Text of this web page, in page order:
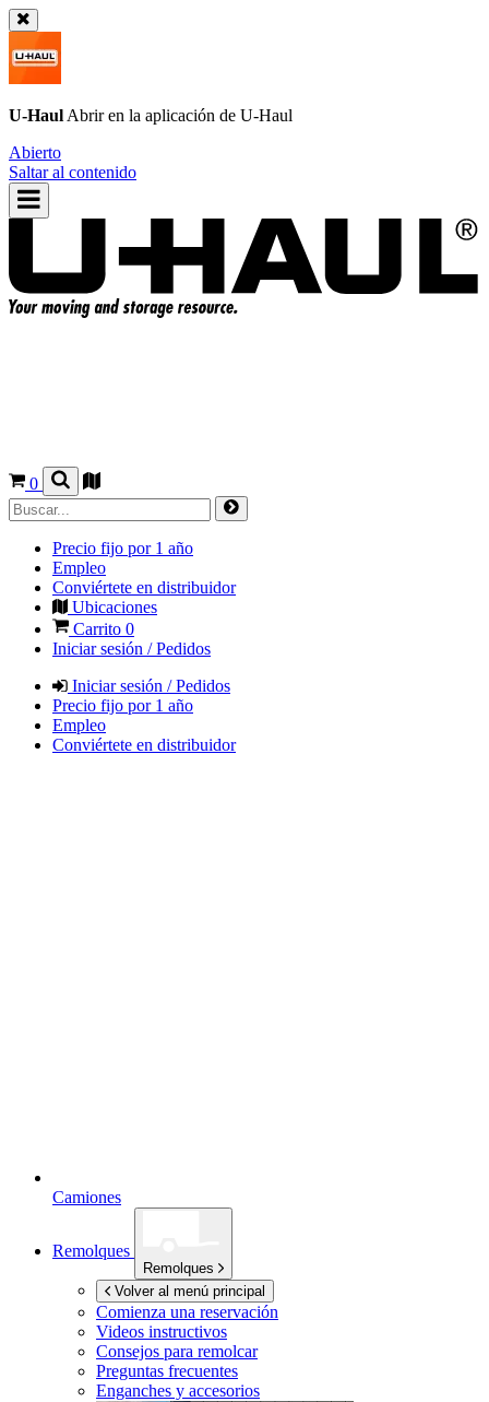
U-Haul Abrir en la aplicación de U-Haul
Abierto
Saltar al contenido
0
Precio fijo por 1 año
Empleo
Conviértete en distribuidor
Ubicaciones
Carrito 0
Iniciar sesión / Pedidos
Iniciar sesión / Pedidos
Precio fijo por 1 año
Empleo
Conviértete en distribuidor
Camiones
Remolques
Remolques
Volver al menú principal
Comienza una reservación
Videos instructivos
Consejos para remolcar
Preguntas frecuentes
Enganches y accesorios